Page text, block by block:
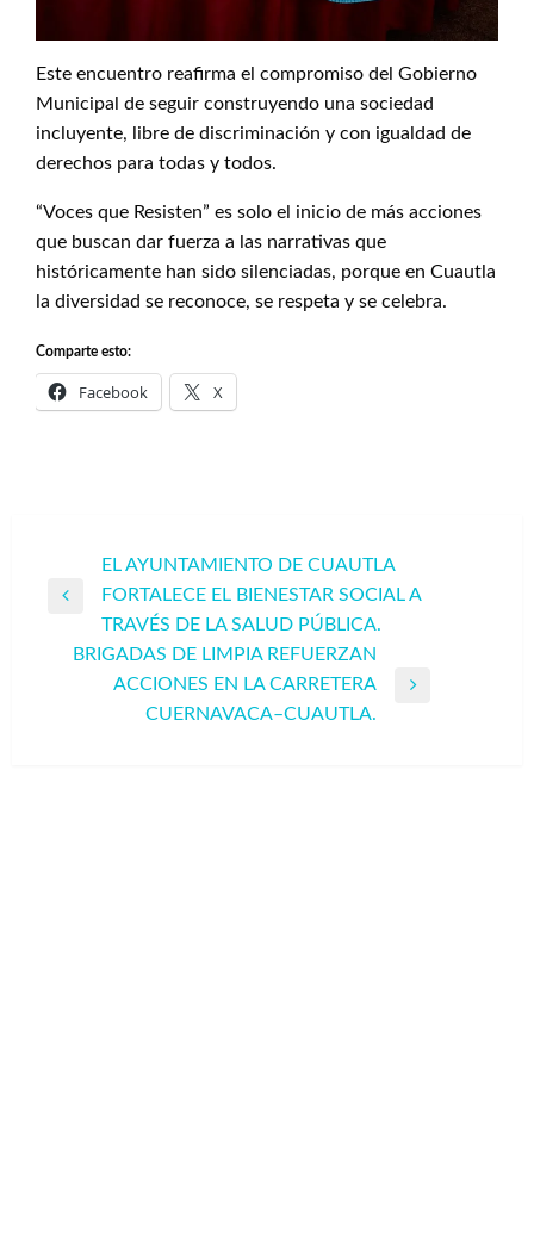
Este encuentro reafirma el compromiso del Gobierno
Municipal de seguir construyendo una sociedad
incluyente, libre de discriminación y con igualdad de
derechos para todas y todos.
“Voces que Resisten” es solo el inicio de más acciones
que buscan dar fuerza a las narrativas que
históricamente han sido silenciadas, porque en Cuautla
la diversidad se reconoce, se respeta y se celebra.
Comparte esto:
Facebook X
Navegación
de
entradas
EL AYUNTAMIENTO DE CUAUTLA
FORTALECE EL BIENESTAR SOCIAL A
TRAVÉS DE LA SALUD PÚBLICA.
BRIGADAS DE LIMPIA REFUERZAN
ACCIONES EN LA CARRETERA
CUERNAVACA–CUAUTLA.